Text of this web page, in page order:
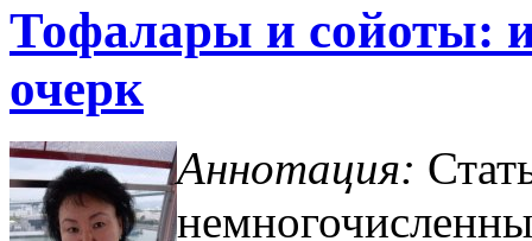
Тофалары и сойоты:
очерк
Аннотация: